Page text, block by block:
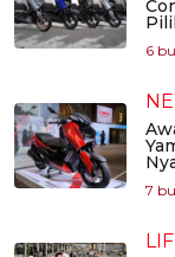
6
7